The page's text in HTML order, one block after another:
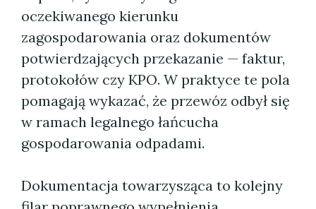
oczekiwanego kierunku
zagospodarowania oraz dokumentów
potwierdzających przekazanie — faktur,
protokołów czy KPO. W praktyce te pola
pomagają wykazać, że przewóz odbył się
w ramach legalnego łańcucha
gospodarowania odpadami.
Dokumentacja towarzysząca to kolejny